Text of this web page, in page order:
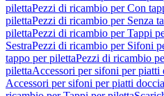
pilettaPezzi di ricambio per Con
pilettaPezzi di ricambio per Senza
pilettaPezzi di ricambio per Tappi
SestraPezzi di ricambio per Sifoni
tappo per pilettaPezzi di ricambio
pilettaAccessori per sifoni per piatti
Accessori per sifoni per piatti doccia